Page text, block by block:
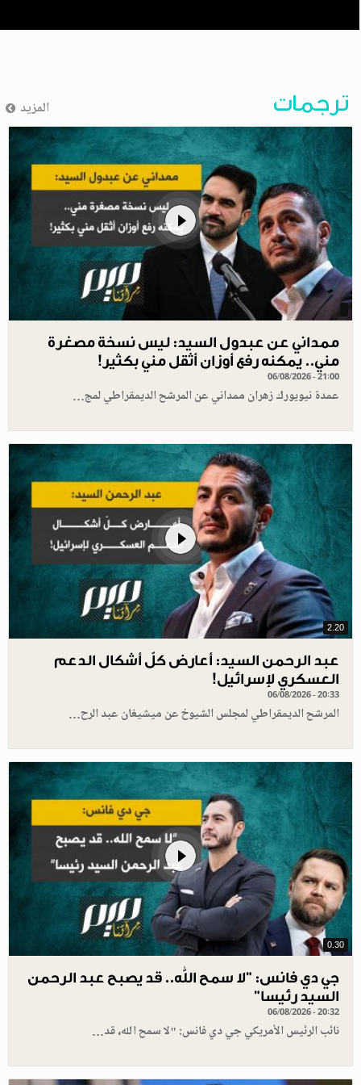
ترجمات المزيد
ممداني عن عبدول السيد: ليس نسخة مصغرة
مني.. يمكنه رفع أوزان أثقل مني بكثير!
06/08/2026 - 21:00
عمدة نيويورك زهران ممداني عن المرشح الديمقراطي لمج…
2.20
عبد الرحمن السيد: أعارض كلّ أشكال الدعم
العسكري لإسرائيل!
06/08/2026 - 20:33
المرشح الديمقراطي لمجلس الشيوخ عن ميشيغان عبد الرح…
0.30
جي دي فانس: ”لا سمح الله.. قد يصبح عبد الرحمن
السيد رئيسا”
06/08/2026 - 20:32
نائب الرئيس الأمريكي جي دي فانس: "لا سمح الله، قد…